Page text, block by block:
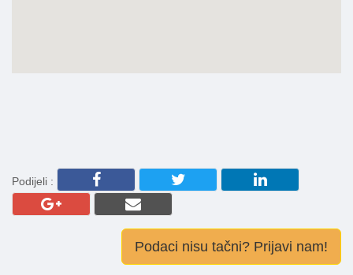
Podijeli :
Podaci nisu tačni? Prijavi nam!